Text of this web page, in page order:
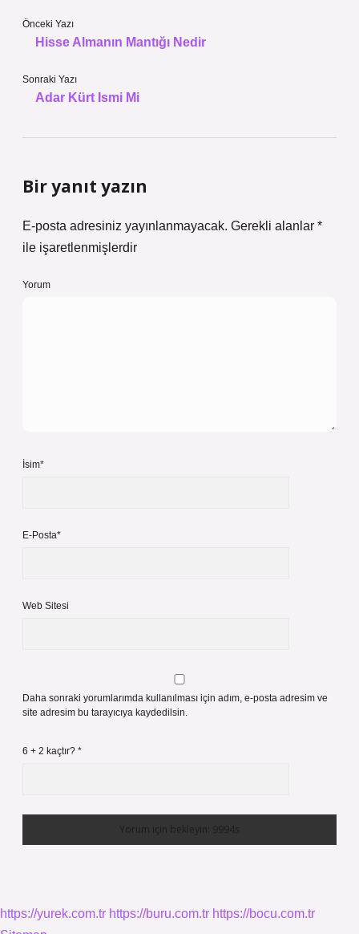
Önceki Yazı
Hisse Almanın Mantığı Nedir
Sonraki Yazı
Adar Kürt Ismi Mi
Bir yanıt yazın
E-posta adresiniz yayınlanmayacak. Gerekli alanlar *
ile işaretlenmişlerdir
Yorum
İsim*
E-Posta*
Web Sitesi
Daha sonraki yorumlarımda kullanılması için adım, e-posta adresim ve
site adresim bu tarayıcıya kaydedilsin.
6 + 2 kaçtır? *
https://yurek.com.tr https://buru.com.tr https://bocu.com.tr